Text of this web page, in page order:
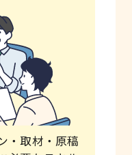
・取材・原稿